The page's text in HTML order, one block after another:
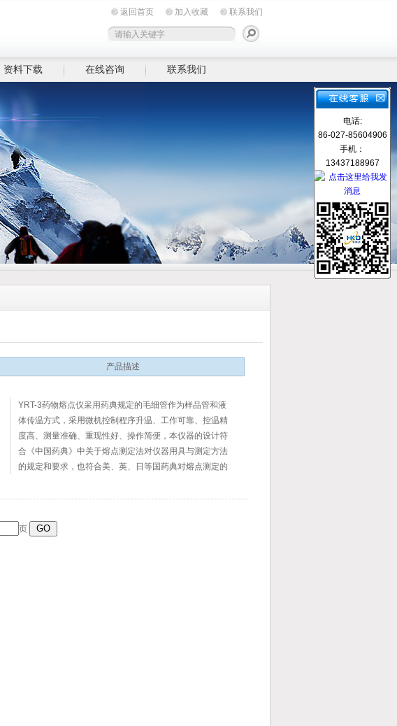
返回首页 加入收藏 联系我们
资料下载 在线咨询 联系我们
产品描述
YRT-3药物熔点仪采用药典规定的毛细管作为样品管和液
体传温方式，采用微机控制程序升温、工作可靠、控温精
度高、测量准确、重现性好、操作简便，本仪器的设计符
合《中国药典》中关于熔点测定法对仪器用具与测定方法
的规定和要求，也符合美、英、日等国药典对熔点测定的
的生产与科研中，测量有机结晶物质的熔点。
页
电话:
86-027-85604906
手机：
13437188967